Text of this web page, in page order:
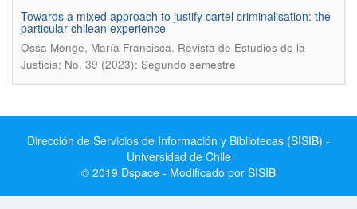
Towards a mixed approach to justify cartel criminalisation: the
particular chilean experience
Ossa Monge, María Francisca. Revista de Estudios de la
Justicia; No. 39 (2023): Segundo semestre
Dirección de Servicios de Información y Bibliotecas (SISIB) -
Universidad de Chile
© 2019 Dspace - Modificado por SISIB